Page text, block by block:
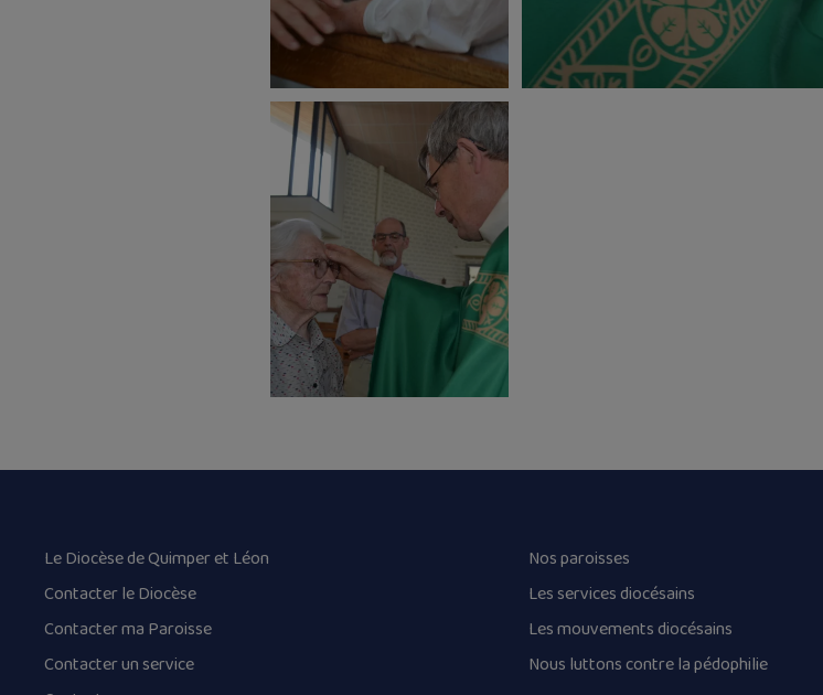
Le Diocèse de Quimper et Léon
Contacter le Diocèse
Contacter ma Paroisse
Contacter un service
Nos paroisses
Les services diocésains
Les mouvements diocésains
Nous luttons contre la pédophilie